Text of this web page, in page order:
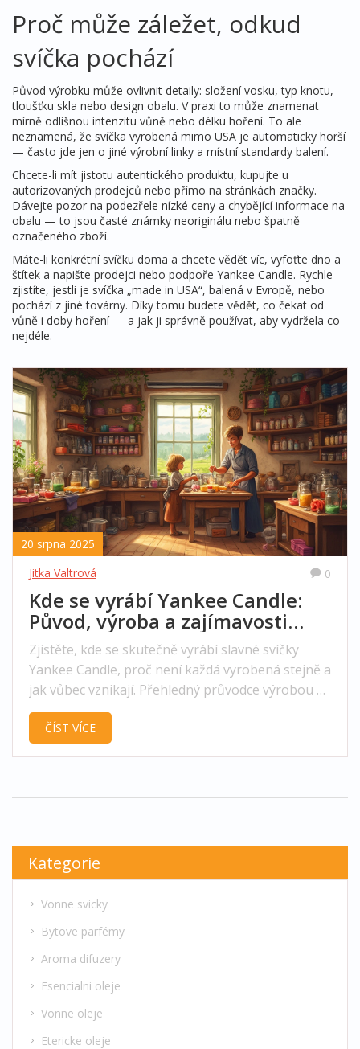
Proč může záležet, odkud
svíčka pochází
Původ výrobku může ovlivnit detaily: složení vosku, typ knotu,
tloušťku skla nebo design obalu. V praxi to může znamenat
mírně odlišnou intenzitu vůně nebo délku hoření. To ale
neznamená, že svíčka vyrobená mimo USA je automaticky horší
— často jde jen o jiné výrobní linky a místní standardy balení.
Chcete-li mít jistotu autentického produktu, kupujte u
autorizovaných prodejců nebo přímo na stránkách značky.
Dávejte pozor na podezřele nízké ceny a chybějící informace na
obalu — to jsou časté známky neoriginálu nebo špatně
označeného zboží.
Máte-li konkrétní svíčku doma a chcete vědět víc, vyfoťte dno a
štítek a napište prodejci nebo podpoře Yankee Candle. Rychle
zjistíte, jestli je svíčka „made in USA“, balená v Evropě, nebo
pochází z jiné továrny. Díky tomu budete vědět, co čekat od
vůně i doby hoření — a jak ji správně používat, aby vydržela co
nejdéle.
20 srpna 2025
Jitka Valtrová
0
Kde se vyrábí Yankee Candle:
Původ, výroba a zajímavosti
svíček
Zjistěte, kde se skutečně vyrábí slavné svíčky
Yankee Candle, proč není každá vyrobená stejně a
jak vůbec vznikají. Přehledný průvodce výrobou a
původem Yankee Candle v roce 2025.
ČÍST VÍCE
Kategorie
Vonne svicky
Bytove parfémy
Aroma difuzery
Esencialni oleje
Vonne oleje
Etericke oleje